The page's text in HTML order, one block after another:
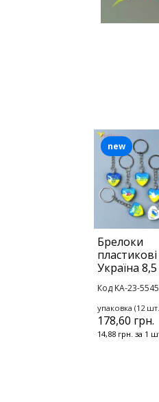
Брелоки
пластикові
Україна
Код KA-23-5545
упаковка (12
178,60 грн.
14,88 грн. за 1
new